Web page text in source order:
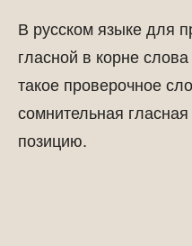
В русском языке для
гласной в корне
такое проверочное
сомнительная
позицию.